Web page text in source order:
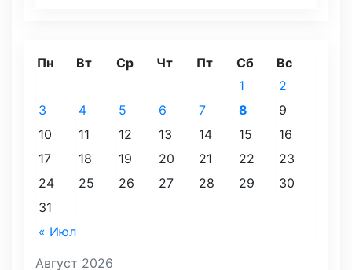
Август 2026
Пн Вт Ср Чт Пт Сб Вс
« Июл
1
2
3
4 5 6 7 8
9
10
11 12 13 14 15
16
17
18 19 20 21 22
23
24
25 26 27 28 29
30
31